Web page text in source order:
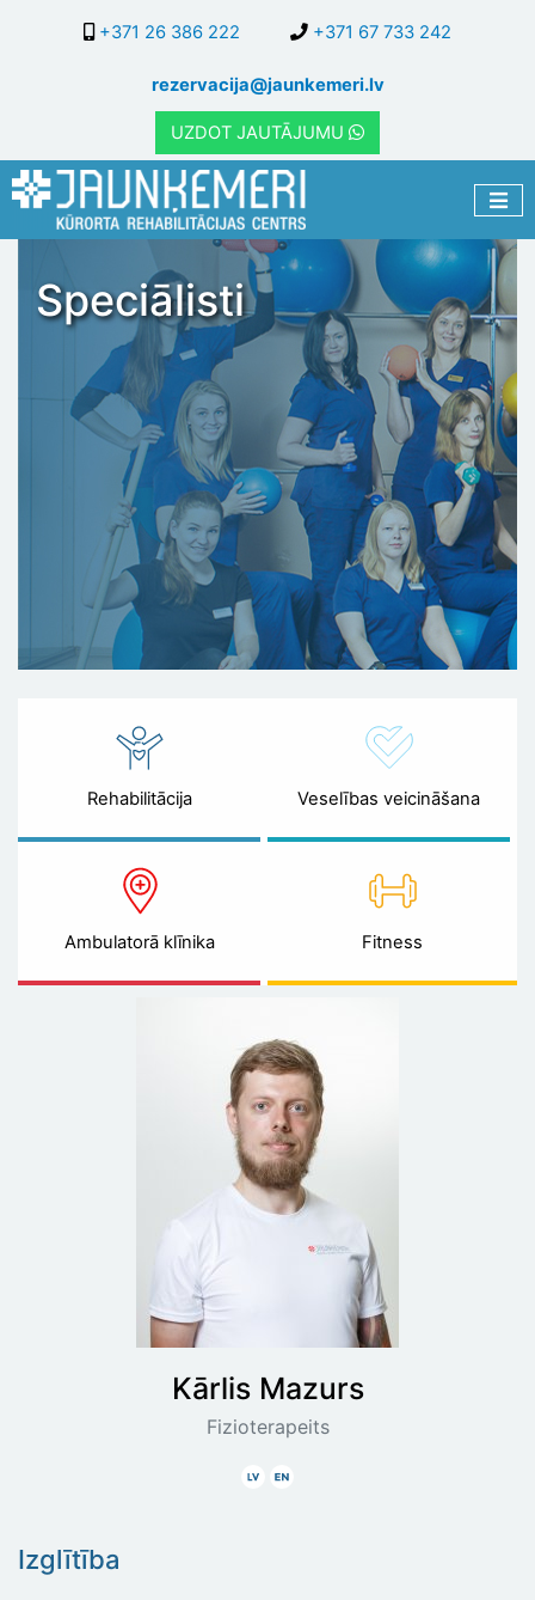
galveno
saturu
+371 26 386 222 +371 67 733 242
rezervacija@jaunkemeri.lv
UZDOT JAUTĀJUMU
Speciālisti
Rehabilitācija Veselības veicināšana
Ambulatorā klīnika Fitness
Kārlis Mazurs
Fizioterapeits
LatviskiAngliski
Izglītība